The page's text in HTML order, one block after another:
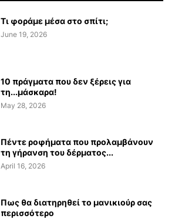
Τι φοράμε μέσα στο σπίτι;
June 19, 2026
10 πράγματα που δεν ξέρεις για
τη...μάσκαρα!
May 28, 2026
Πέντε ροφήματα που προλαμβάνουν
τη γήρανση του δέρματος...
April 16, 2026
Πως θα διατηρηθεί το μανικιούρ σας
περισσότερο